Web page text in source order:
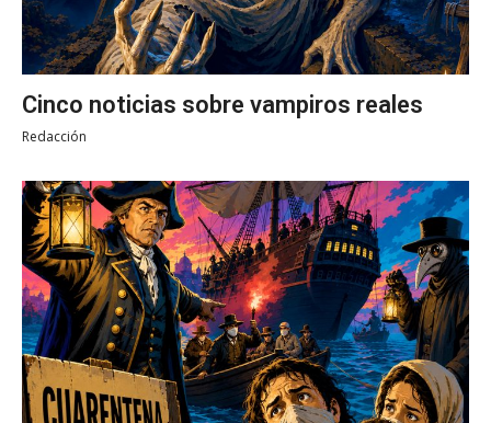
Cinco noticias sobre vampiros reales
Redacción